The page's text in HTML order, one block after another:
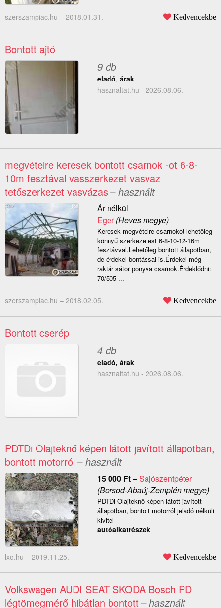
szerszampiac.hu – 2018.01.31. Kedvencekbe
Bontott ajtó
9 db
eladó, árak
hasznaltat.hu - 2026.08.06.
megvételre keresek bontott csarnok -ot 6-8-
10m fesztával vasszerkezet vasvaz
tetőszerkezet vasvázas– használt
Ár nélkül
Eger(Heves megye)
Keresek megvételre csarnokot lehetőleg
könnyű szerkezetest 6-8-10-12-16m
fesztávval.Lehetőleg bontott állapotban,
de érdekel bontással is.Érdekel még
raktár sátor ponyva csarnok.Érdeklődni:
70/505-...
szerszampiac.hu – 2018.02.05. Kedvencekbe
Bontott cserép
4 db
eladó, árak
hasznaltat.hu - 2026.08.06.
PDTDi Olajteknő képen látott javított állapotban,
bontott motorról– használt
15 000 Ft–Sajószentpéter
(Borsod-Abaúj-Zemplén megye)
PDTDi Olajteknő képen látott javított
állapotban, bontott motorról jeladó nélküli
kivitel
autóalkatrészek
lxo.hu – 2019.11.25. Kedvencekbe
Volkswagen AUDI SEAT SKODA Bosch PD
légtömegmérő hibátlan bontott– használt